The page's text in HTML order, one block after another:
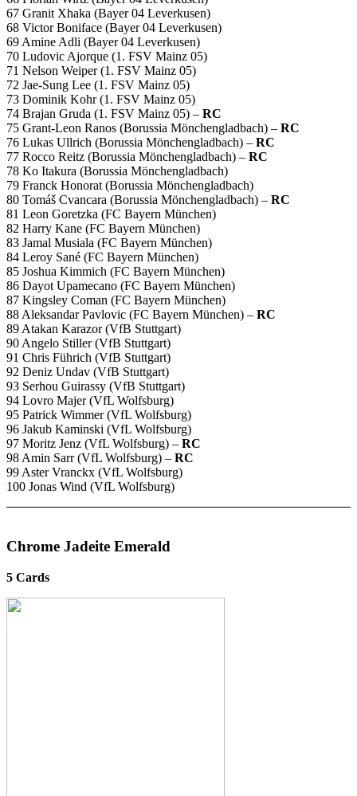
67 Granit Xhaka (Bayer 04 Leverkusen)
68 Victor Boniface (Bayer 04 Leverkusen)
69 Amine Adli (Bayer 04 Leverkusen)
70 Ludovic Ajorque (1. FSV Mainz 05)
71 Nelson Weiper (1. FSV Mainz 05)
72 Jae-Sung Lee (1. FSV Mainz 05)
73 Dominik Kohr (1. FSV Mainz 05)
74 Brajan Gruda (1. FSV Mainz 05) – RC
75 Grant-Leon Ranos (Borussia Mönchengladbach) – RC
76 Lukas Ullrich (Borussia Mönchengladbach) – RC
77 Rocco Reitz (Borussia Mönchengladbach) – RC
78 Ko Itakura (Borussia Mönchengladbach)
79 Franck Honorat (Borussia Mönchengladbach)
80 Tomáš Cvancara (Borussia Mönchengladbach) – RC
81 Leon Goretzka (FC Bayern München)
82 Harry Kane (FC Bayern München)
83 Jamal Musiala (FC Bayern München)
84 Leroy Sané (FC Bayern München)
85 Joshua Kimmich (FC Bayern München)
86 Dayot Upamecano (FC Bayern München)
87 Kingsley Coman (FC Bayern München)
88 Aleksandar Pavlovic (FC Bayern München) – RC
89 Atakan Karazor (VfB Stuttgart)
90 Angelo Stiller (VfB Stuttgart)
91 Chris Führich (VfB Stuttgart)
92 Deniz Undav (VfB Stuttgart)
93 Serhou Guirassy (VfB Stuttgart)
94 Lovro Majer (VfL Wolfsburg)
95 Patrick Wimmer (VfL Wolfsburg)
96 Jakub Kaminski (VfL Wolfsburg)
97 Moritz Jenz (VfL Wolfsburg) – RC
98 Amin Sarr (VfL Wolfsburg) – RC
99 Aster Vranckx (VfL Wolfsburg)
100 Jonas Wind (VfL Wolfsburg)
Chrome Jadeite Emerald
5 Cards